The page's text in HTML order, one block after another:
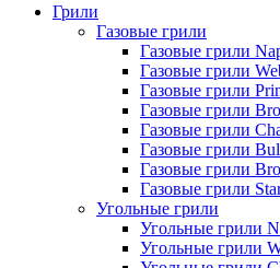
Грили
Газовые грили
Газовые грили
Газовые грили
Газовые грили
Газовые грили
Газовые грили
Газовые грили
Газовые грили
Газовые грили
Угольные грили
Угольные грили
Угольные грили